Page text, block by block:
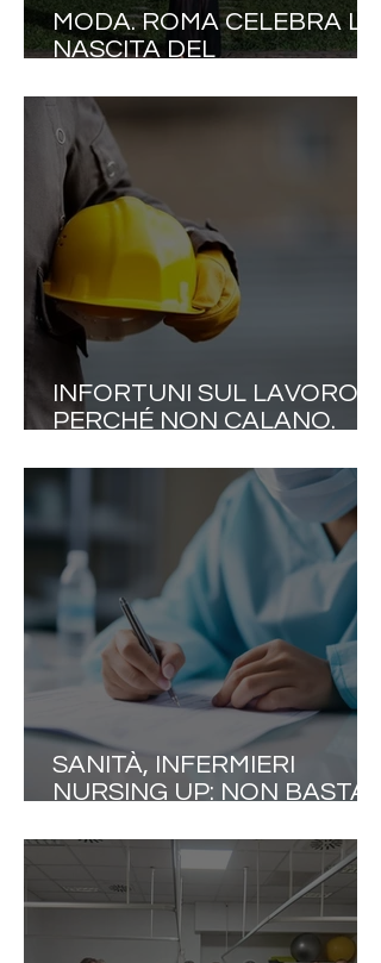
MODA. ROMA CELEBRA LA
NASCITA DEL
ALTAMORE LANCIA UNA
NUOVA IDEA DI ELEGANZA
INFORTUNI SUL LAVORO,
PERCHÉ NON CALANO.
E OLTRE MILLE MORTI NEL
2025. LA VERA SFIDA È
TRASFORMARE LA
SICUREZZA IN CULTURA
DELLA SALUTE
SANITÀ, INFERMIERI
NURSING UP: NON BASTA
COMANDO SE LA NAVE
RESTA SENZA
EQUIPAGGIO